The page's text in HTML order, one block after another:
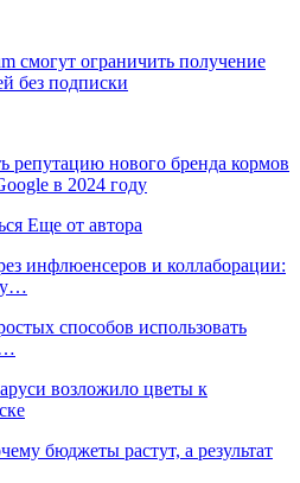
смогут ограничить получение
без подписки
репутацию нового бренда кормов
в 2024 году
Еще от автора
инфлюенсеров и коллаборации:
способов использовать
возложило цветы к
бюджеты растут, а результат